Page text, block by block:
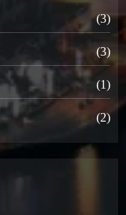
(3)
(3)
(1)
(2)